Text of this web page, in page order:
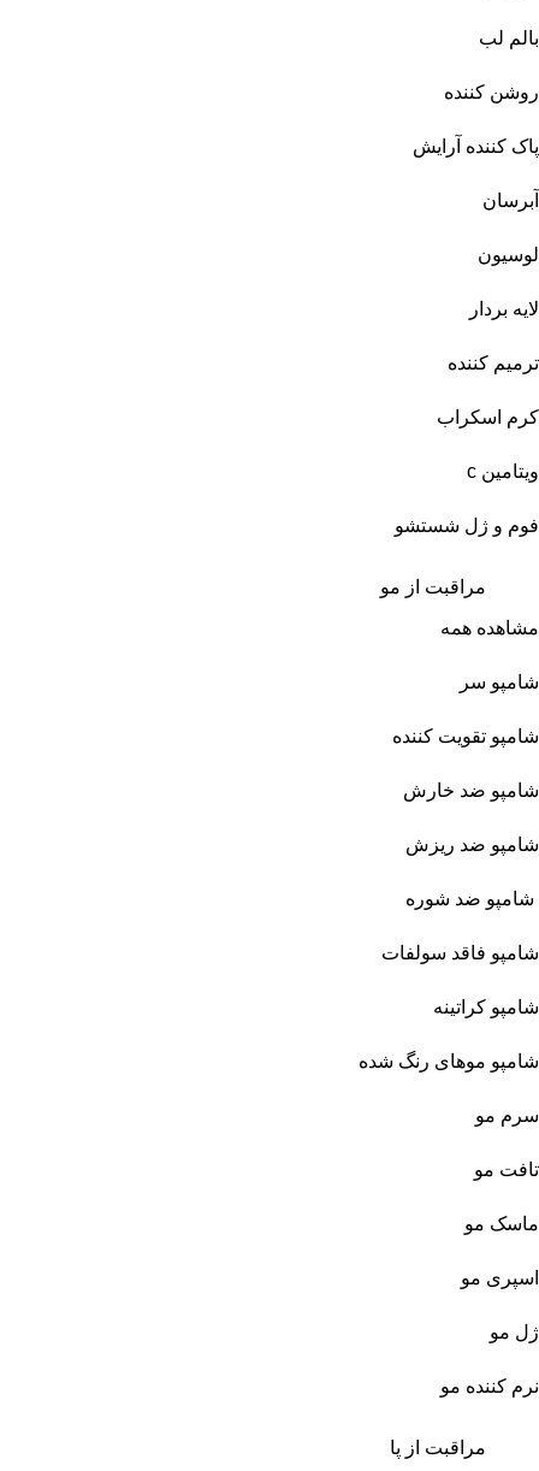
بالم لب
روشن کننده
پاک کننده آرایش
آبرسان
لوسیون
لایه بردار
ترمیم کننده
کرم اسکراب
ویتامین c
فوم و ژل شستشو
مراقبت از مو
مشاهده همه
شامپو سر
شامپو تقویت کننده
شامپو ضد خارش
شامپو ضد ریزش
شامپو ضد شوره
شامپو فاقد سولفات
شامپو کراتینه
شامپو موهای رنگ شده
سرم مو
تافت مو
ماسک مو
اسپری مو
ژل مو
نرم کننده مو
مراقبت از پا